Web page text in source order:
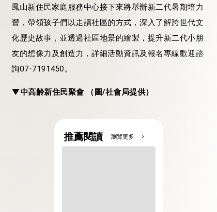
鳳山新住民家庭服務中心接下來將舉辦新二代暑期培力
營，帶領孩子們以走讀社區的方式，深入了解跨世代文
化歷史故事，並透過社區地景的繪製，提升新二代小朋
友的想像力及創造力，詳細活動資訊及報名專線歡迎諮
詢07-7191450。
▼中高齡新住民聚會 （圖/社會局提供）
推薦閱讀 瀏覽更多 chevron_right